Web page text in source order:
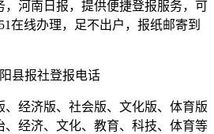
，河南日报，提供便捷登报服务，可
在线办理，足不出户，报纸邮寄到
经济版、社会版、文化版、体育版
、经济、文化、教育、科技、体育等